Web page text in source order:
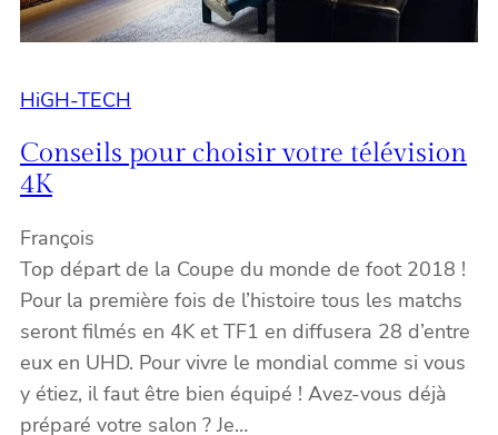
HiGH-TECH
Conseils pour choisir votre télévision
4K
François
Top départ de la Coupe du monde de foot 2018 !
Pour la première fois de l’histoire tous les matchs
seront filmés en 4K et TF1 en diffusera 28 d’entre
eux en UHD. Pour vivre le mondial comme si vous
y étiez, il faut être bien équipé ! Avez-vous déjà
préparé votre salon ? Je…